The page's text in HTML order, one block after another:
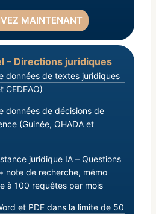
MAINTENANT
– Directions juridiques
données de textes juridiques
CEDEAO)
données de décisions de
(Guinée, OHADA et
juridique IA – Questions
note de recherche, mémo
à 100 requêtes par mois
et PDF dans la limite de 50